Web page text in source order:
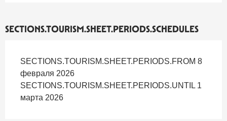
SECTIONS.TOURISM.SHEET.PERIODS.SCHEDULES
SECTIONS.TOURISM.SHEET.PERIODS.FROM 8
февраля 2026
SECTIONS.TOURISM.SHEET.PERIODS.UNTIL 1
марта 2026